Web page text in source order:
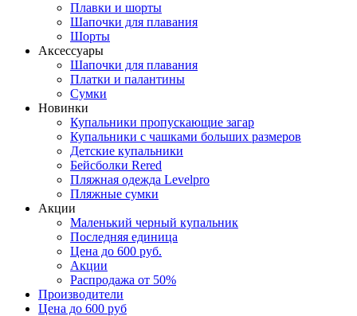
Плавки и шорты
Шапочки для плавания
Шорты
Аксессуары
Шапочки для плавания
Платки и палантины
Сумки
Новинки
Купальники пропускающие загар
Купальники с чашками больших размеров
Детские купальники
Бейсболки Rered
Пляжная одежда Levelpro
Пляжные сумки
Акции
Маленький черный купальник
Последняя единица
Цена до 600 руб.
Акции
Распродажа от 50%
Производители
Цена до 600 руб